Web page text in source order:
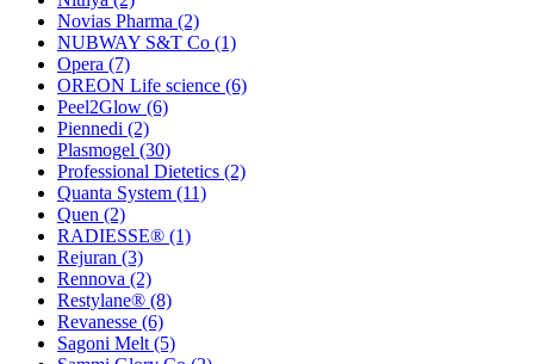
Novias Pharma (2)
NUBWAY S&T Co (1)
Opera (7)
OREON Life science (6)
Peel2Glow (6)
Piennedi (2)
Plasmogel (30)
Professional Dietetics (2)
Quanta System (11)
Quen (2)
RADIESSE® (1)
Rejuran (3)
Rennova (2)
Restylane® (8)
Revanesse (6)
Sagoni Melt (5)